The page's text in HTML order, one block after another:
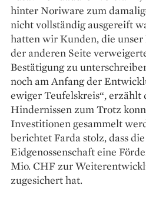
hinter Noriware zum
nicht vollständig ausgereift
hatten wir Kunden, die
der anderen Seite
Bestätigung zu
noch am Anfang der
ewiger Teufelskreis“,
Hin­dernissen zum Trotz
Investitionen gesammelt
berichtet Farda stolz, dass
Eidgenossenschaft eine
Mio. CHF zur
zugesichert hat.